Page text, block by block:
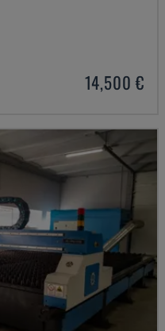
14,500 €